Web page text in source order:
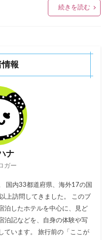
続きを読む
情報
ナ
ガー
国内33都道府県、海外17の国
上訪問してきました。 このブ
泊したホテルを中心に、見ど
泊記などを、自身の体験や写
ています。 旅行前の「ここが